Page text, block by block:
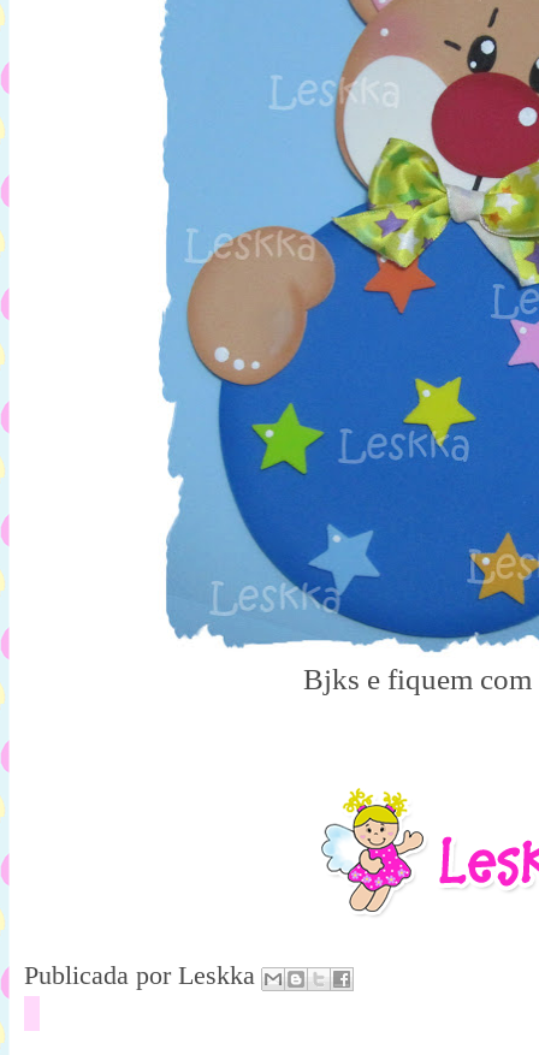
Bjks e fiquem com
Publicada por Leskka